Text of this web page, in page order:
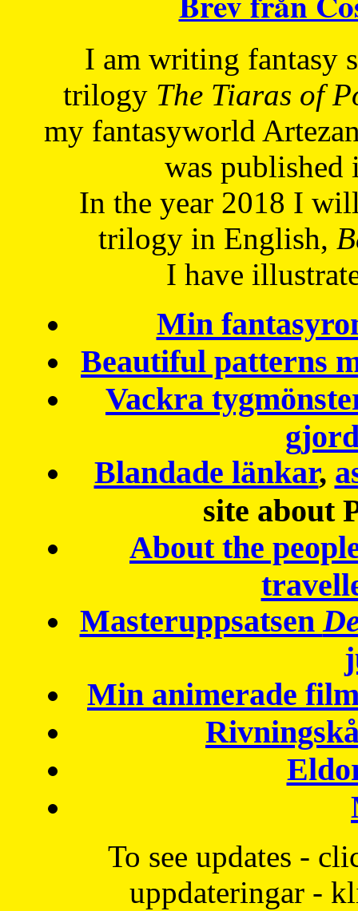
I am writing fantasy
trilogy The Tiaras of
my fantasyworld
was published
In the year 2018 I
trilogy in English,
I have
Min
Beautiful patterns
Vackra
Blandade länkar,
site about
About the
Masteruppsatsen
Min animerade
To see updates -
uppdateringar -